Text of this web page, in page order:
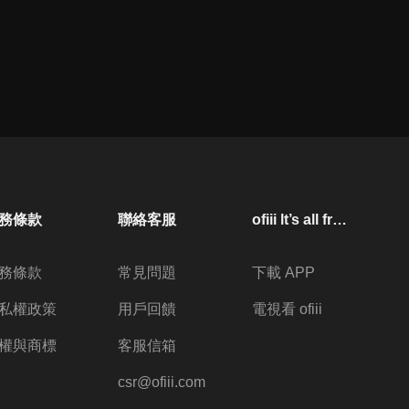
條款
條款
權政策
與商標
聯絡客服
常見問題
用戶回饋
客服信箱
csr@ofiii.com
ofiii lt’s all free
下載 APP
電視看 ofiii